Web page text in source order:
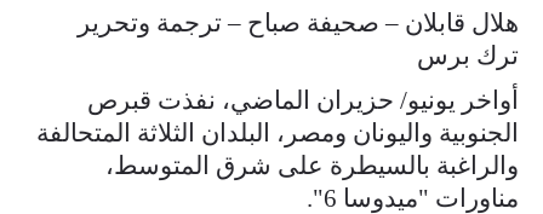
هلال قابلان – صحيفة صباح – ترجمة وتحرير
ترك برس
أواخر يونيو/ حزيران الماضي، نفذت قبرص
الجنوبية واليونان ومصر، البلدان الثلاثة المتحالفة
والراغبة بالسيطرة على شرق المتوسط،
مناورات "ميدوسا 6".